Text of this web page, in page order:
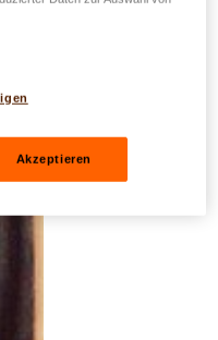
Akzeptieren